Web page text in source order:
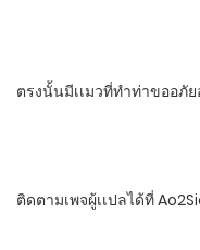
ตรงนั้นมีเเมวที่ทําท่าขออภั
ติดตามเพจผู้เเปลได้ที่